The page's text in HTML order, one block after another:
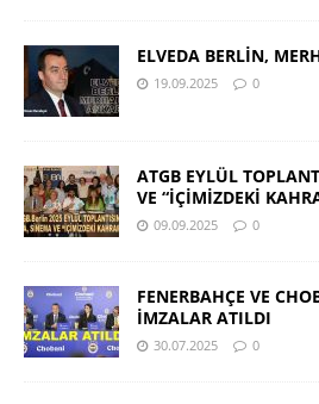
ELVEDA BERLİN,
19.09.2025 0
ATGB EYLÜL
VE “İÇİMİZDEKİ
09.09.2025 0
FENERBAHÇE VE
İMZALAR ATILDI
30.07.2025 0